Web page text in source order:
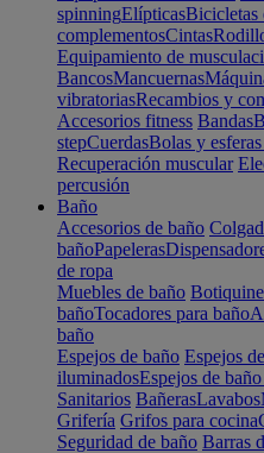
spinningElípticasBicicletas
complementosCintas
Equipamiento de
BancosMancuernas
vibratoriasRecambios y
Accesorios fitness Bandas
stepCuerdasBolas y
Recuperación muscular
percusión
Baño
Accesorios de baño
bañoPapeleras
de ropa
Muebles de baño
bañoTocadores para baño
baño
Espejos de baño Espejos
iluminadosEspejos de
Sanitarios BañerasLavabos
Grifería Grifos para cocina
Seguridad de baño Barras